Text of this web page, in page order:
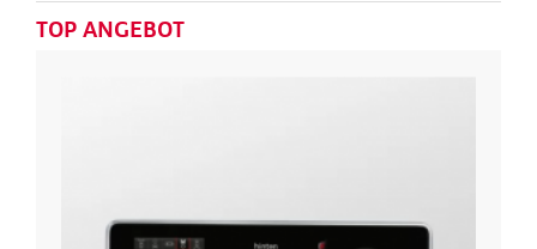
TOP ANGEBOT